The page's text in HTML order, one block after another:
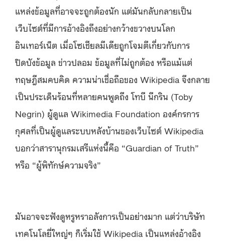
แหล่งข้อมูลที่อาจจะถูกต้องนัก แต่มันกลับกลายเป็น
เว็บไซต์ที่มีการอ้างอิงถึงอย่างกว้างขวางบนโลก
อินเทอร์เน็ต เมื่อโซเชียลมีเดียถูกโจมตีเกี่ยวกับการ
ปิดบังข้อมูล ข่าวปลอม ข้อมูลที่ไม่ถูกต้อง หรือแม้แต่
ทฤษฎีสมคบคิด ความน่าเชื่อถือของ Wikipedia จึงกลาย
เป็นประเด็นร้อนที่หลายคนพูดถึง โทบี นีกริน (Toby
Negrin) ผู้ดูแล Wikimedia Foundation องค์กรการ
กุศลที่เป็นผู้ดูแลระบบหลังบ้านของเว็บไซต์ Wikipedia
บอกว่าสารานุกรมเสรีแห่งนี้คือ “Guardian of Truth”
หรือ “ผู้พิทักษ์ความจริง”
มันอาจจะฟังดูหรูหราอลังการเป็นอย่างมาก แต่ว่าบริษัท
เทคโนโลยี่ใหญ่ๆ ก็เริ่มใช้ Wikipedia เป็นแหล่งอ้างอิง